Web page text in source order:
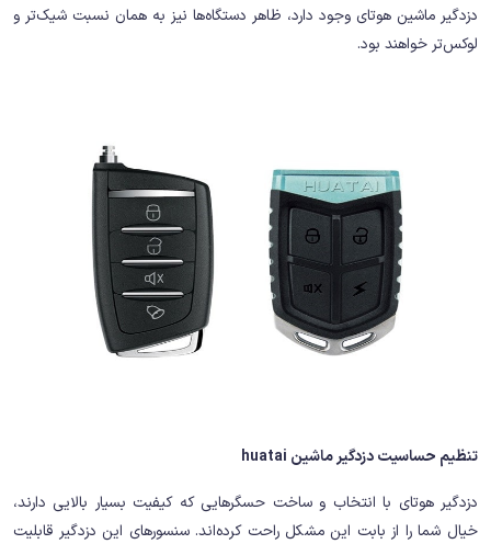
دزدگیر ماشین هوتای وجود دارد، ظاهر دستگاه‌ها نیز به همان نسبت شیک‌تر و
لوکس‌تر خواهند بود.
تنظیم حساسیت دزدگیر ماشین huatai
دزدگیر هوتای با انتخاب و ساخت حسگرهایی که کیفیت بسیار بالایی دارند،
خیال شما را از بابت این مشکل راحت کرده‌اند. سنسورهای این دزدگیر قابلیت